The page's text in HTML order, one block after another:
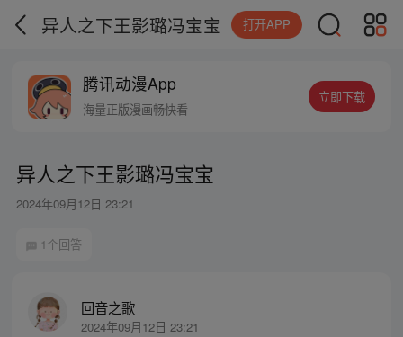
异人之下王影璐冯宝宝 打开APP
腾讯动漫App
海量正版漫画畅快看
立即下载
异人之下王影璐冯宝宝
2024年09月12日 23:21
1个回答
回音之歌
2024年09月12日 23:21